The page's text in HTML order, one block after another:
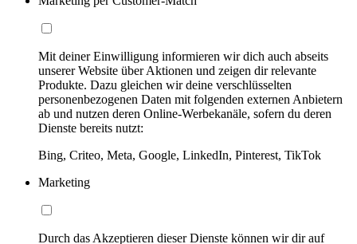
Mit deiner Einwilligung informieren wir dich auch abseits
unserer Website über Aktionen und zeigen dir relevante
Produkte. Dazu gleichen wir deine verschlüsselten
personenbezogenen Daten mit folgenden externen Anbietern
ab und nutzen deren Online-Werbekanäle, sofern du deren
Dienste bereits nutzt:
Bing, Criteo, Meta, Google, LinkedIn, Pinterest, TikTok
Marketing
Durch das Akzeptieren dieser Dienste können wir dir auf